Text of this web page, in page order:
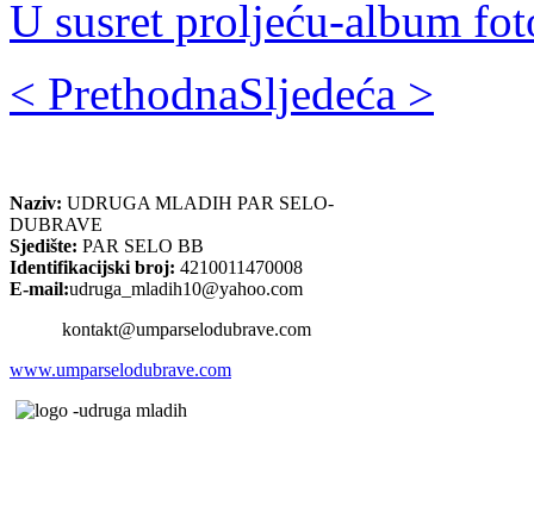
U susret proljeću-album
< PrethodnaSljedeća >
Naziv: UDRUGA MLADIH PAR SELO-
DUBRAVE
Sjedište: PAR SELO BB
Identifikacijski broj: 4210011470008
E-mail:udruga_mladih10@yahoo.com
kontakt@umparselodubrave.com
www.umparselodubrave.com